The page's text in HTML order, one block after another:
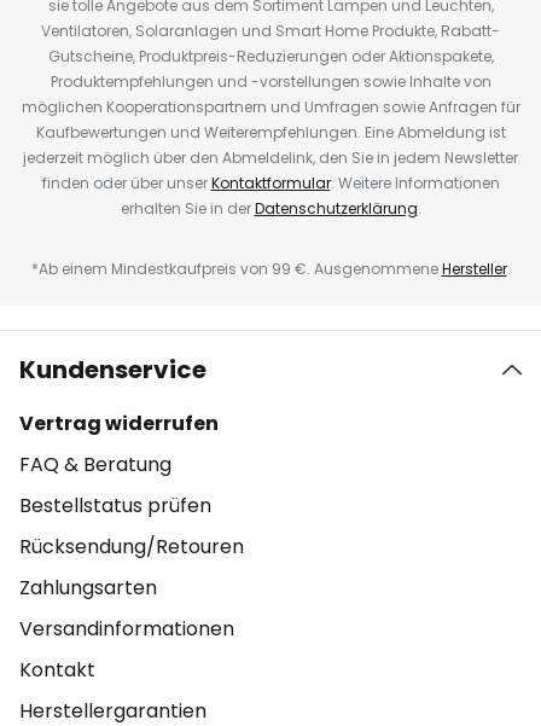
sie tolle Angebote aus dem Sortiment Lampen und Leuchten,
Ventilatoren, Solaranlagen und Smart Home Produkte, Rabatt-
Gutscheine, Produktpreis-Reduzierungen oder Aktionspakete,
Produktempfehlungen und -vorstellungen sowie Inhalte von
möglichen Kooperationspartnern und Umfragen sowie Anfragen für
Kaufbewertungen und Weiterempfehlungen. Eine Abmeldung ist
jederzeit möglich über den Abmeldelink, den Sie in jedem Newsletter
finden oder über unserKontaktformular. Weitere Informationen
erhalten Sie in derDatenschutzerklärung.
*Ab einem Mindestkaufpreis von 99 €. AusgenommeneHersteller.
Kundenservice
Vertrag widerrufen
FAQ & Beratung
Bestellstatus prüfen
Rücksendung/Retouren
Zahlungsarten
Versandinformationen
Kontakt
Herstellergarantien